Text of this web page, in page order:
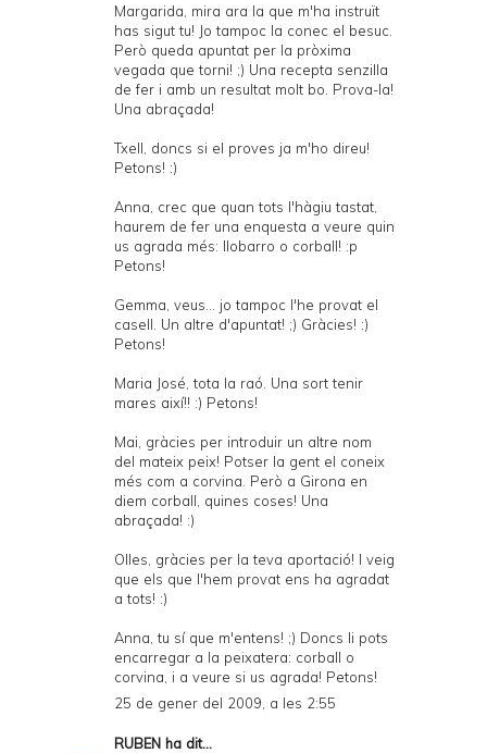
Margarida, mira ara la que m'ha instruït
has sigut tu! Jo tampoc la conec el besuc.
Però queda apuntat per la pròxima
vegada que torni! ;) Una recepta senzilla
de fer i amb un resultat molt bo. Prova-la!
Una abraçada!
Txell, doncs si el proves ja m'ho direu!
Petons! :)
Anna, crec que quan tots l'hàgiu tastat,
haurem de fer una enquesta a veure quin
us agrada més: llobarro o corball! :p
Petons!
Gemma, veus... jo tampoc l'he provat el
casell. Un altre d'apuntat! ;) Gràcies! :)
Petons!
Maria José, tota la raó. Una sort tenir
mares així!! :) Petons!
Mai, gràcies per introduir un altre nom
del mateix peix! Potser la gent el coneix
més com a corvina. Però a Girona en
diem corball, quines coses! Una
abraçada! :)
Olles, gràcies per la teva aportació! I veig
que els que l'hem provat ens ha agradat
a tots! :)
Anna, tu sí que m'entens! ;) Doncs li pots
encarregar a la peixatera: corball o
corvina, i a veure si us agrada! Petons!
25 de gener del 2009, a les 2:55
RUBEN ha dit...